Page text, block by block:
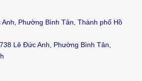
Phường Bình Tân, Thành phố Hồ
Lê Đức Anh, Phường Bình Tân,